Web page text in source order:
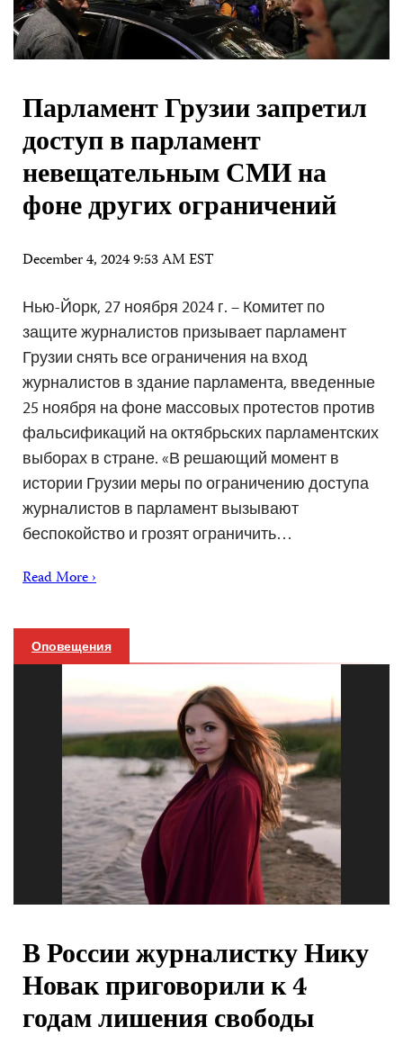
Парламент Грузии запретил
доступ в парламент
невещательным СМИ на
фоне других ограничений
December 4, 2024 9:53 AM EST
Нью-Йорк, 27 ноября 2024 г. – Комитет по
защите журналистов призывает парламент
Грузии снять все ограничения на вход
журналистов в здание парламента, введенные
25 ноября на фоне массовых протестов против
фальсификаций на октябрьских парламентских
выборах в стране. «В решающий момент в
истории Грузии меры по ограничению доступа
журналистов в парламент вызывают
беспокойство и грозят ограничить…
Read More ›
Оповещения
В России журналистку Нику
Новак приговорили к 4
годам лишения свободы